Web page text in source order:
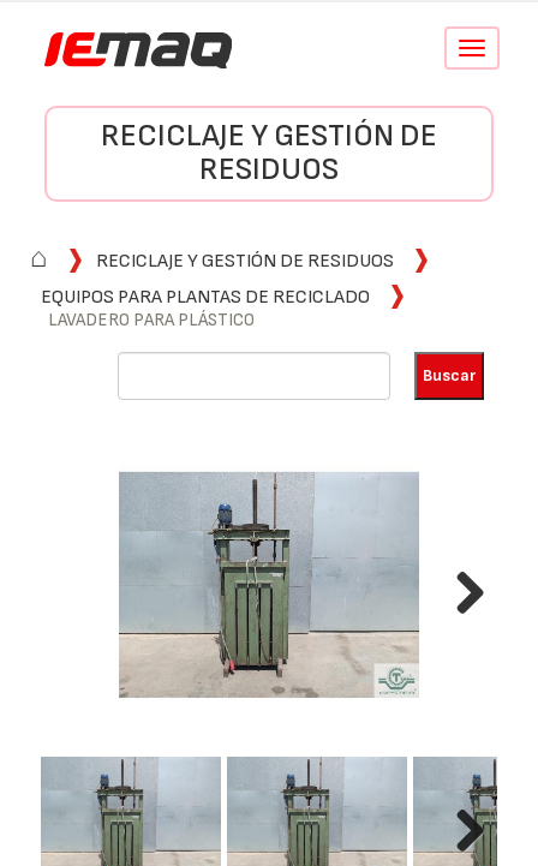
Conmutar
RECICLAJE Y GESTIÓN DE
RESIDUOS
⌂
RECICLAJE Y GESTIÓN DE RESIDUOS
EQUIPOS PARA PLANTAS DE RECICLADO
LAVADERO PARA PLÁSTICO